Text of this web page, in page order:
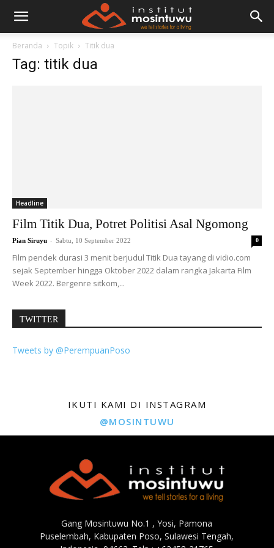
Beranda Topik Titik dua
Tag: titik dua
Headline
Film Titik Dua, Potret Politisi Asal Ngomong
Pian Siruyu - Sabtu, 10 September 2022 0
Film pendek durasi 3 menit berjudul Titik Dua tayang di vidio.com
sejak September hingga Oktober 2022 dalam rangka Jakarta Film
Week 2022. Bergenre sitkom,...
TWITTER
Tweets by @PerempuanPoso
IKUTI KAMI DI INSTAGRAM
@MOSINTUWU
Gang Mosintuwu No.1 , Yosi, Pamona
Puselembah, Kabupaten Poso, Sulawesi Tengah,